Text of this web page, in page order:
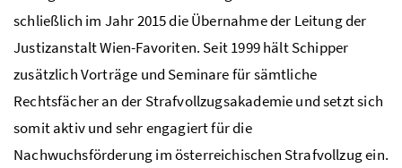
schließlich im Jahr 2015 die Übernahme der Leitung der
Justizanstalt Wien-Favoriten. Seit 1999 hält Schipper
zusätzlich Vorträge und Seminare für sämtliche
Rechtsfächer an der Strafvollzugsakademie und setzt sich
somit aktiv und sehr engagiert für die
Nachwuchsförderung im österreichischen Strafvollzug ein.